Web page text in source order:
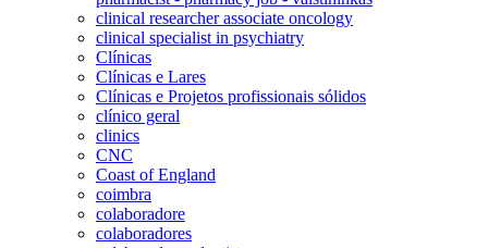
clinical researcher associate oncology
clinical specialist in psychiatry
Clínicas
Clínicas e Lares
Clínicas e Projetos profissionais sólidos
clínico geral
clinics
CNC
Coast of England
coimbra
colaboradore
colaboradores